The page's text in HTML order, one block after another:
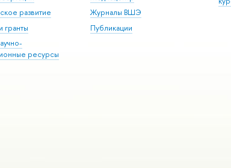
развитие
гранты
ресурсы
Журналы ВШЭ
Публикации